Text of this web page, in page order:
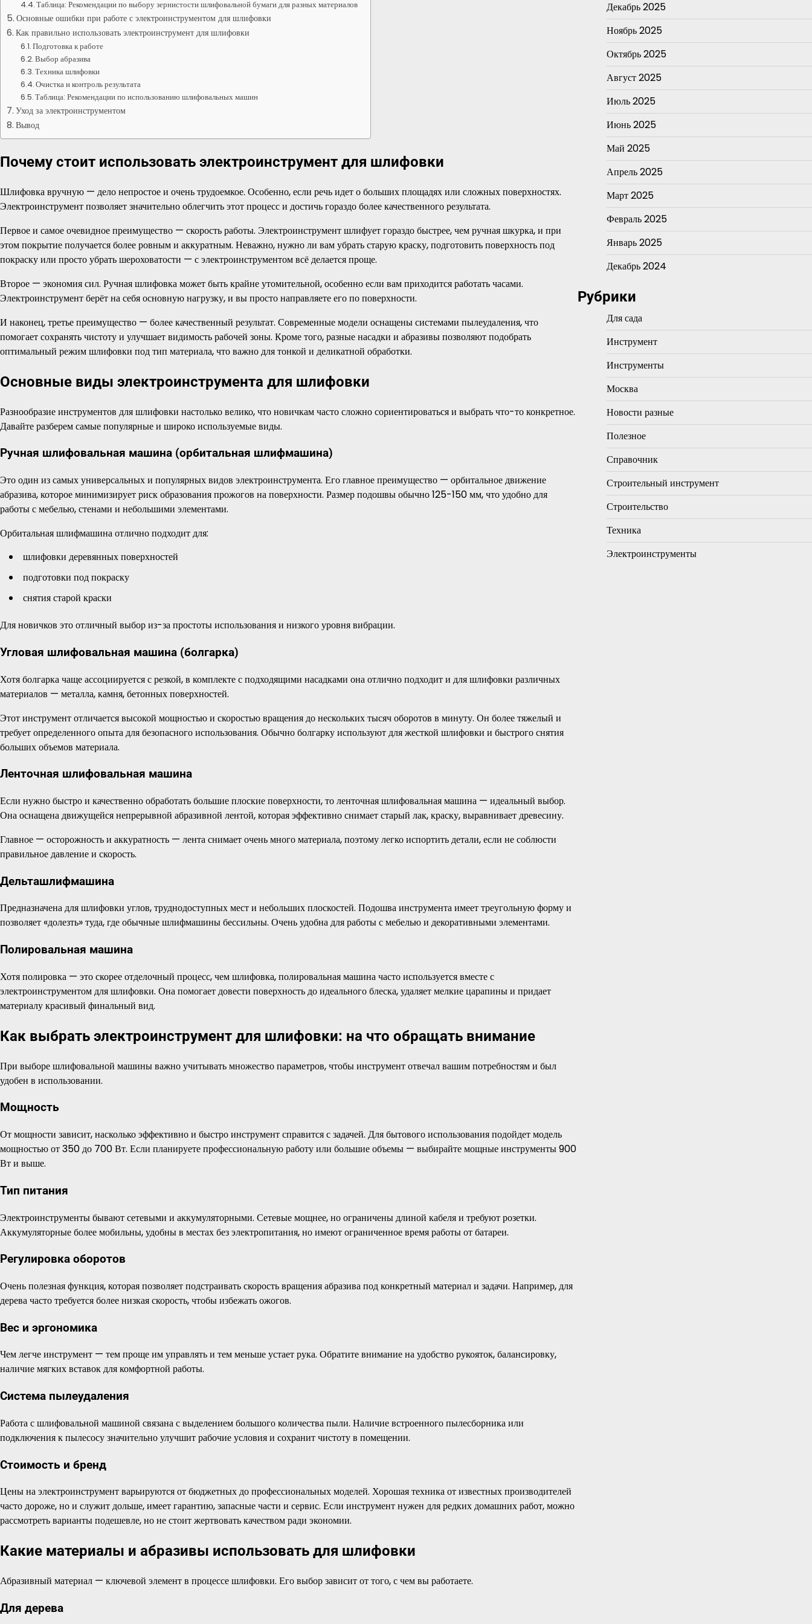
Таблица: Рекомендации по выбору зернистости шлифовальной бумаги для разных материалов
Основные ошибки при работе с электроинструментом для шлифовки
Как правильно использовать электроинструмент для шлифовки
Подготовка к работе
Выбор абразива
Техника шлифовки
Очистка и контроль результата
Таблица: Рекомендации по использованию шлифовальных машин
Уход за электроинструментом
Вывод
Почему стоит использовать электроинструмент для шлифовки
Шлифовка вручную — дело непростое и очень трудоемкое. Особенно, если речь идет о больших площадях или сложных поверхностях.
Электроинструмент позволяет значительно облегчить этот процесс и достичь гораздо более качественного результата.
Первое и самое очевидное преимущество — скорость работы. Электроинструмент шлифует гораздо быстрее, чем ручная шкурка, и при
этом покрытие получается более ровным и аккуратным. Неважно, нужно ли вам убрать старую краску, подготовить поверхность под
покраску или просто убрать шероховатости — с электроинструментом всё делается проще.
Второе — экономия сил. Ручная шлифовка может быть крайне утомительной, особенно если вам приходится работать часами.
Электроинструмент берёт на себя основную нагрузку, и вы просто направляете его по поверхности.
И наконец, третье преимущество — более качественный результат. Современные модели оснащены системами пылеудаления, что
помогает сохранять чистоту и улучшает видимость рабочей зоны. Кроме того, разные насадки и абразивы позволяют подобрать
оптимальный режим шлифовки под тип материала, что важно для тонкой и деликатной обработки.
Основные виды электроинструмента для шлифовки
Разнообразие инструментов для шлифовки настолько велико, что новичкам часто сложно сориентироваться и выбрать что-то конкретное.
Давайте разберем самые популярные и широко используемые виды.
Ручная шлифовальная машина (орбитальная шлифмашина)
Это один из самых универсальных и популярных видов электроинструмента. Его главное преимущество — орбитальное движение
абразива, которое минимизирует риск образования прожогов на поверхности. Размер подошвы обычно 125-150 мм, что удобно для
работы с мебелью, стенами и небольшими элементами.
Орбитальная шлифмашина отлично подходит для:
шлифовки деревянных поверхностей
подготовки под покраску
снятия старой краски
Для новичков это отличный выбор из-за простоты использования и низкого уровня вибрации.
Угловая шлифовальная машина (болгарка)
Хотя болгарка чаще ассоциируется с резкой, в комплекте с подходящими насадками она отлично подходит и для шлифовки различных
материалов — металла, камня, бетонных поверхностей.
Этот инструмент отличается высокой мощностью и скоростью вращения до нескольких тысяч оборотов в минуту. Он более тяжелый и
требует определенного опыта для безопасного использования. Обычно болгарку используют для жесткой шлифовки и быстрого снятия
больших объемов материала.
Ленточная шлифовальная машина
Если нужно быстро и качественно обработать большие плоские поверхности, то ленточная шлифовальная машина — идеальный выбор.
Она оснащена движущейся непрерывной абразивной лентой, которая эффективно снимает старый лак, краску, выравнивает древесину.
Главное — осторожность и аккуратность — лента снимает очень много материала, поэтому легко испортить детали, если не соблюсти
правильное давление и скорость.
Дельташлифмашина
Предназначена для шлифовки углов, труднодоступных мест и небольших плоскостей. Подошва инструмента имеет треугольную форму и
позволяет «долезть» туда, где обычные шлифмашины бессильны. Очень удобна для работы с мебелью и декоративными элементами.
Полировальная машина
Хотя полировка — это скорее отделочный процесс, чем шлифовка, полировальная машина часто используется вместе с
электроинструментом для шлифовки. Она помогает довести поверхность до идеального блеска, удаляет мелкие царапины и придает
материалу красивый финальный вид.
Как выбрать электроинструмент для шлифовки: на что обращать внимание
При выборе шлифовальной машины важно учитывать множество параметров, чтобы инструмент отвечал вашим потребностям и был
удобен в использовании.
Мощность
От мощности зависит, насколько эффективно и быстро инструмент справится с задачей. Для бытового использования подойдет модель
мощностью от 350 до 700 Вт. Если планируете профессиональную работу или большие объемы — выбирайте мощные инструменты 900
Вт и выше.
Тип питания
Электроинструменты бывают сетевыми и аккумуляторными. Сетевые мощнее, но ограничены длиной кабеля и требуют розетки.
Аккумуляторные более мобильны, удобны в местах без электропитания, но имеют ограниченное время работы от батареи.
Регулировка оборотов
Очень полезная функция, которая позволяет подстраивать скорость вращения абразива под конкретный материал и задачи. Например, для
дерева часто требуется более низкая скорость, чтобы избежать ожогов.
Вес и эргономика
Чем легче инструмент — тем проще им управлять и тем меньше устает рука. Обратите внимание на удобство рукояток, балансировку,
наличие мягких вставок для комфортной работы.
Система пылеудаления
Работа с шлифовальной машиной связана с выделением большого количества пыли. Наличие встроенного пылесборника или
подключения к пылесосу значительно улучшит рабочие условия и сохранит чистоту в помещении.
Стоимость и бренд
Цены на электроинструмент варьируются от бюджетных до профессиональных моделей. Хорошая техника от известных производителей
часто дороже, но и служит дольше, имеет гарантию, запасные части и сервис. Если инструмент нужен для редких домашних работ, можно
рассмотреть варианты подешевле, но не стоит жертвовать качеством ради экономии.
Какие материалы и абразивы использовать для шлифовки
Абразивный материал — ключевой элемент в процессе шлифовки. Его выбор зависит от того, с чем вы работаете.
Для дерева
Декабрь 2025
Ноябрь 2025
Октябрь 2025
Август 2025
Июль 2025
Июнь 2025
Май 2025
Апрель 2025
Март 2025
Февраль 2025
Январь 2025
Декабрь 2024
Рубрики
Для сада
Инструмент
Инструменты
Москва
Новости разные
Полезное
Справочник
Строительный инструмент
Строительство
Техника
Электроинструменты